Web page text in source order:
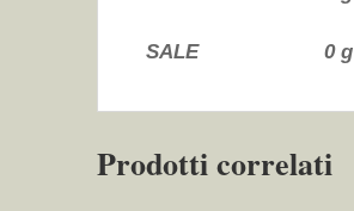
SALE 0 g
Prodotti correlati